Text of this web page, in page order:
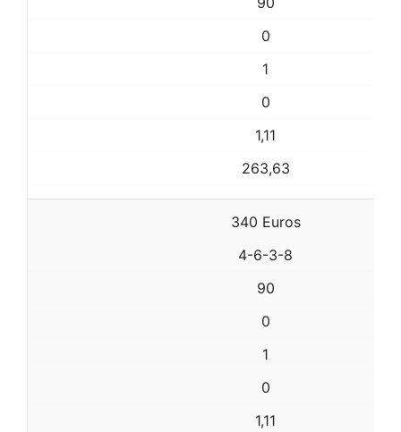
0
1
0
1,11
263,63
340 Euros
4-6-3-8
90
0
1
0
1,11